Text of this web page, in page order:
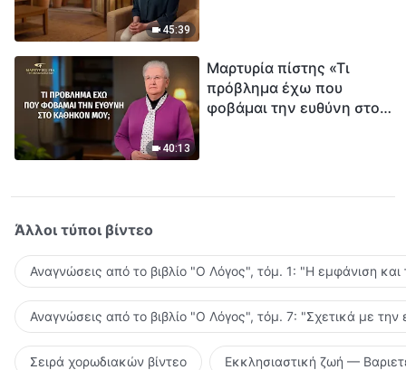
45:39
40:13
Μαρτυρία πίστης «Τι
πρόβλημα έχω που
φοβάμαι την ευθύνη στο
Άλλοι τύποι βίντεο
Αναγνώσεις από το βιβλίο "Ο Λόγος", τόμ. 1: "Η εμφάνιση
Αναγνώσεις από το βιβλίο "Ο Λόγος", τόμ. 7: "Σχετικά με την
Σειρά χορωδιακών βίντεο Εκκλησιαστική ζωή —